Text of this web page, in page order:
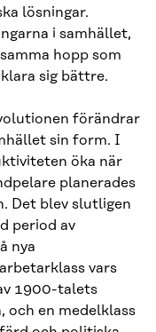
lösningar.
i samhället,
hopp som
sig bättre.
förändrar
sin form. I
öka när
planerades
Det blev slutligen
period av
nya
vars
1900-talets
en medelklass